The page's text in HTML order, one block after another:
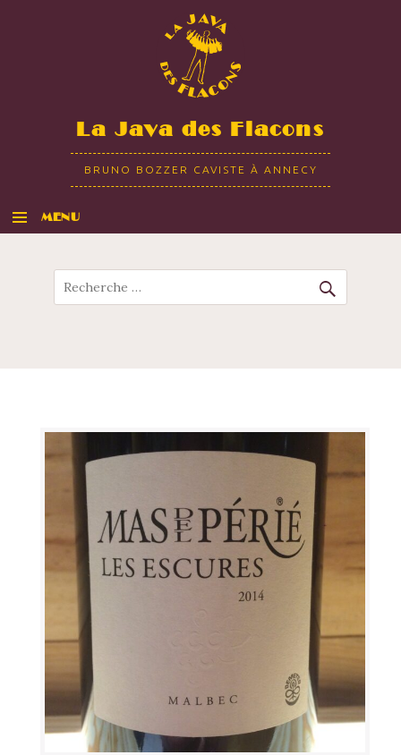
La Java des Flacons
BRUNO BOZZER CAVISTE À ANNECY
MENU
Recherche